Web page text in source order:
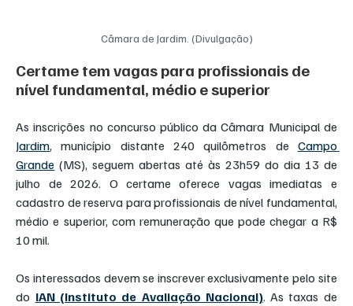
Câmara de Jardim. (Divulgação)
Certame tem vagas para profissionais de
nível fundamental, médio e superior
Jardim, município distante 240 quilômetros de Campo
Grande (MS), seguem abertas até às 23h59 do dia 13 de
julho de 2026. O certame oferece vagas imediatas e
cadastro de reserva para profissionais de nível fundamental,
médio e superior, com remuneração que pode chegar a R$
10 mil.
Os interessados devem se inscrever exclusivamente pelo site
do IAN (Instituto de Avaliação Nacional). As taxas de